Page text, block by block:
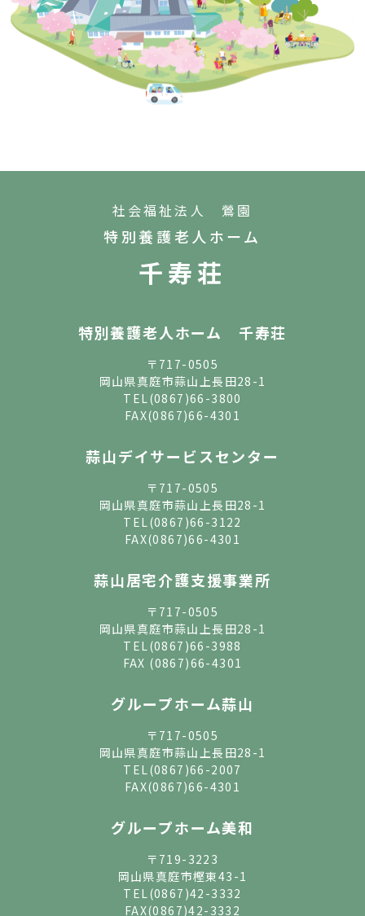
社会福祉法人 鶯園
特別養護老人ホーム
千寿荘
特別養護老人ホーム 千寿荘
〒717-0505
岡山県真庭市蒜山上長田28-1
TEL(0867)66-3800
FAX(0867)66-4301
蒜山デイサービスセンター
〒717-0505
岡山県真庭市蒜山上長田28-1
TEL(0867)66-3122
FAX(0867)66-4301
蒜山居宅介護支援事業所
〒717-0505
岡山県真庭市蒜山上長田28-1
TEL(0867)66-3988
FAX (0867)66-4301
グループホーム蒜山
〒717-0505
岡山県真庭市蒜山上長田28-1
TEL(0867)66-2007
FAX(0867)66-4301
グループホーム美和
〒719-3223
岡山県真庭市樫東43-1
TEL(0867)42-3332
FAX(0867)42-3332